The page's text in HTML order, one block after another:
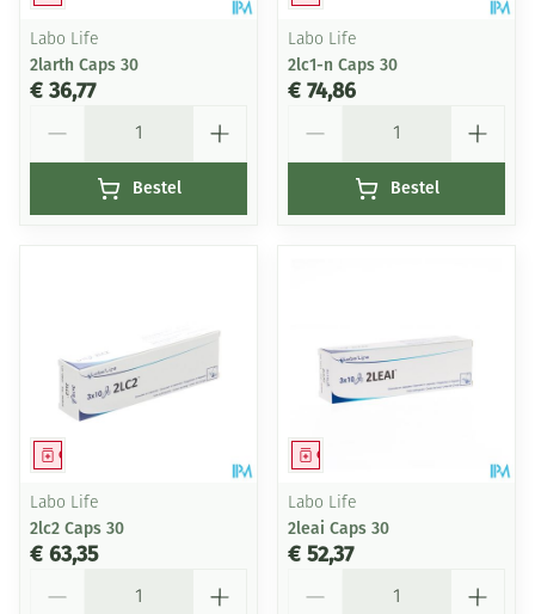
Labo Life
2larth Caps 30
€ 36,77
Bestel
Labo Life
2lc1-n Caps 30
€ 74,86
Bestel
Geneesmiddel
Labo Life
2lc2 Caps 30
€ 63,35
Geneesmiddel
Labo Life
2leai Caps 30
€ 52,37